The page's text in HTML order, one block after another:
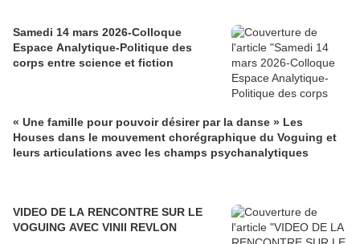
Samedi 14 mars 2026-Colloque
Espace Analytique-Politique des
corps entre science et fiction
« Une famille pour pouvoir désirer par la danse » Les
Houses dans le mouvement chorégraphique du Voguing et
leurs articulations avec les champs psychanalytiques
VIDEO DE LA RENCONTRE SUR LE
VOGUING AVEC VINII REVLON